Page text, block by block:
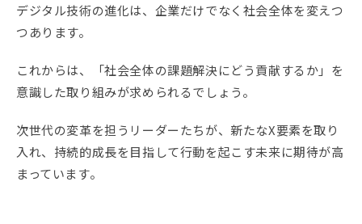
デジタル技術の進化は、企業だけでなく社会全体を変えつ
つあります。
これからは、「社会全体の課題解決にどう貢献するか」を
意識した取り組みが求められるでしょう。
次世代の変革を担うリーダーたちが、新たなX要素を取り
入れ、持続的成長を目指して行動を起こす未来に期待が高
まっています。